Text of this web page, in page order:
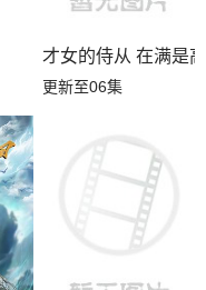
才女的侍从 在满是
更新至06集